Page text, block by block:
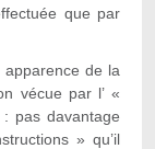
que par
de la
vécue par l’ «
pas davantage
» qu’il